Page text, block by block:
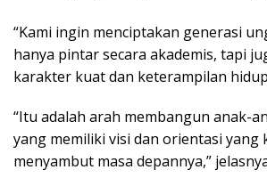
“Kami ingin menciptakan generasi
hanya pintar secara akademis, tapi
karakter kuat dan keterampilan
“Itu adalah arah membangun anak-
yang memiliki visi dan orientasi
menyambut masa depannya,”